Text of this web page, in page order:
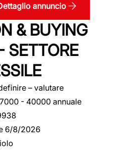
annuncio
& BUYING
SETTORE
– valutare
- 40000 annuale
6/8/2026